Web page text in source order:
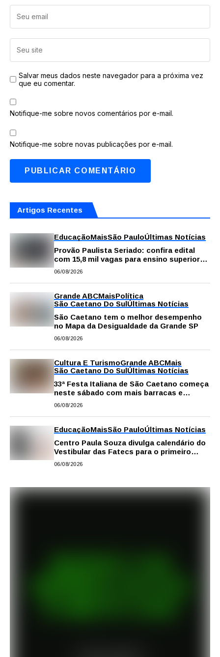
Salvar meus dados neste navegador para a próxima vez
que eu comentar.
Notifique-me sobre novos comentários por e-mail.
Notifique-me sobre novas publicações por e-mail.
Artigos Recentes
EducaçãoMaisSão PauloÚltimas Notícias
Provão Paulista Seriado: confira edital
com 15,8 mil vagas para ensino superior
público
06/08/2026
Grande ABCMaisPolítica
São Caetano Do SulÚltimas Notícias
São Caetano tem o melhor desempenho
no Mapa da Desigualdade da Grande SP
06/08/2026
Cultura E TurismoGrande ABCMais
São Caetano Do SulÚltimas Notícias
33ª Festa Italiana de São Caetano começa
neste sábado com mais barracas e
novidades em decoração e atrações
06/08/2026
EducaçãoMaisSão PauloÚltimas Notícias
Centro Paula Souza divulga calendário do
Vestibular das Fatecs para o primeiro
semestre de 2027
06/08/2026